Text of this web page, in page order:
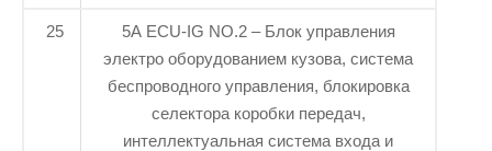
25
5A ECU-IG NO.2 – Блок управления
электро оборудованием кузова, система
беспроводного управления, блокировка
селектора коробки передач,
интеллектуальная система входа и